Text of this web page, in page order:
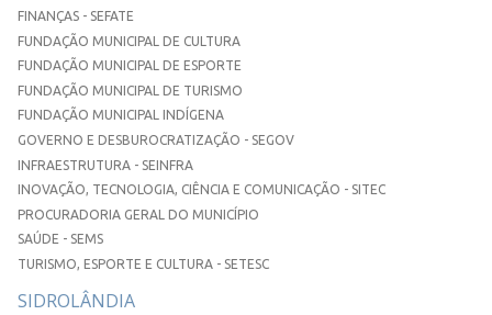
FINANÇAS - SEFATE
FUNDAÇÃO MUNICIPAL DE CULTURA
FUNDAÇÃO MUNICIPAL DE ESPORTE
FUNDAÇÃO MUNICIPAL DE TURISMO
FUNDAÇÃO MUNICIPAL INDÍGENA
GOVERNO E DESBUROCRATIZAÇÃO - SEGOV
INFRAESTRUTURA - SEINFRA
INOVAÇÃO, TECNOLOGIA, CIÊNCIA E COMUNICAÇÃO - SITEC
PROCURADORIA GERAL DO MUNICÍPIO
SAÚDE - SEMS
TURISMO, ESPORTE E CULTURA - SETESC
SIDROLÂNDIA